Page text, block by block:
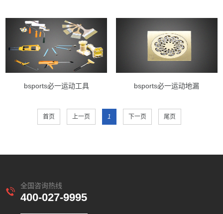
bsports必一运动工具 bsports必一运动地漏
首页 上一页 1 下一页 尾页
全国咨询热线
400-027-9995